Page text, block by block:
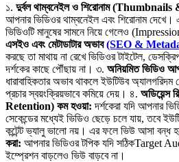
১. দুর্বল থাম্বনেইল ও শিরোনাম
আপনার ভিডিওর থাম্বনেইল এবং শিরোনাম
ভিডিওটি মানুষের সামনে নিয়ে গেলেও
এসইও এবং মেটাডাটার অভাব(SEO &
করছে তা মাথায় না রেখে ভিডিওর টাইটেল,
দর্শকের কাছে পৌঁছায় না। ৩. অনিয়মিত ভিডিও
ধারাবাহিকতার অভাব থাকলে ইউটিউব অ্যালগরিদম
প্রচার স্বয়ংক্রিয়ভাবে কমিয়ে দেয়। ৪. অডিয়েন্স
Retention) কম হওয়া: দর্শকেরা যদি আপনার
সেকেন্ডের মধ্যেই ভিডিও ছেড়ে চলে যায়, তবে
কন্টেন্ট ভ্যালু ভালো নয়। এর ফলে ভিউ আসা বন্ধ
করা: আপনার ভিডিওর টপিক যদি সঠিকTarget
ইম্প্রেশন বাড়লেও ভিউ বাড়বে না।